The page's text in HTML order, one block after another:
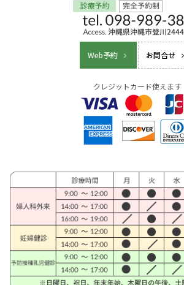
Web予約 お問合せ
クレジットカード使えます